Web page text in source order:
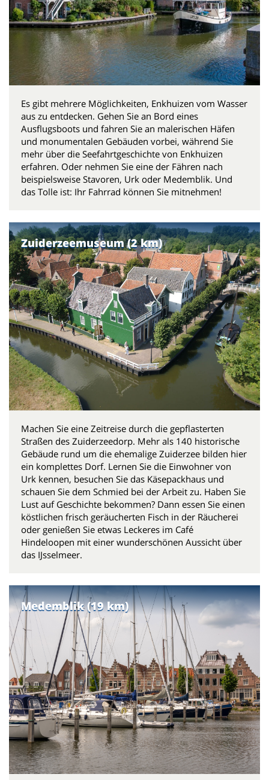
Es gibt mehrere Möglichkeiten, Enkhuizen vom Wasser
aus zu entdecken. Gehen Sie an Bord eines
Ausflugsboots und fahren Sie an malerischen Häfen
und monumentalen Gebäuden vorbei, während Sie
mehr über die Seefahrtgeschichte von Enkhuizen
erfahren. Oder nehmen Sie eine der Fähren nach
beispielsweise Stavoren, Urk oder Medemblik. Und
das Tolle ist: Ihr Fahrrad können Sie mitnehmen!
Zuiderzeemuseum (2 km)
Machen Sie eine Zeitreise durch die gepflasterten
Straßen des Zuiderzeedorp. Mehr als 140 historische
Gebäude rund um die ehemalige Zuiderzee bilden hier
ein komplettes Dorf. Lernen Sie die Einwohner von
Urk kennen, besuchen Sie das Käsepackhaus und
schauen Sie dem Schmied bei der Arbeit zu. Haben Sie
Lust auf Geschichte bekommen? Dann essen Sie einen
köstlichen frisch geräucherten Fisch in der Räucherei
oder genießen Sie etwas Leckeres im Café
Hindeloopen mit einer wunderschönen Aussicht über
das IJsselmeer.
Medemblik (19 km)